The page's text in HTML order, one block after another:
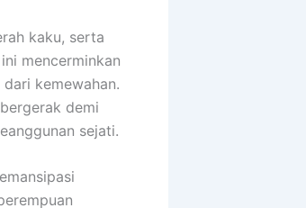
kaku, serta
mencerminkan
kemewahan.
demi
sejati.